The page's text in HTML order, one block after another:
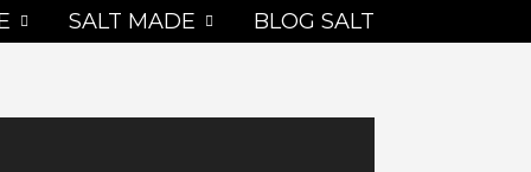
SALT MADE BLOG SALT